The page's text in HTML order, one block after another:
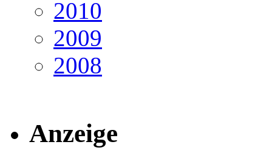
2010
2009
2008
Anzeige